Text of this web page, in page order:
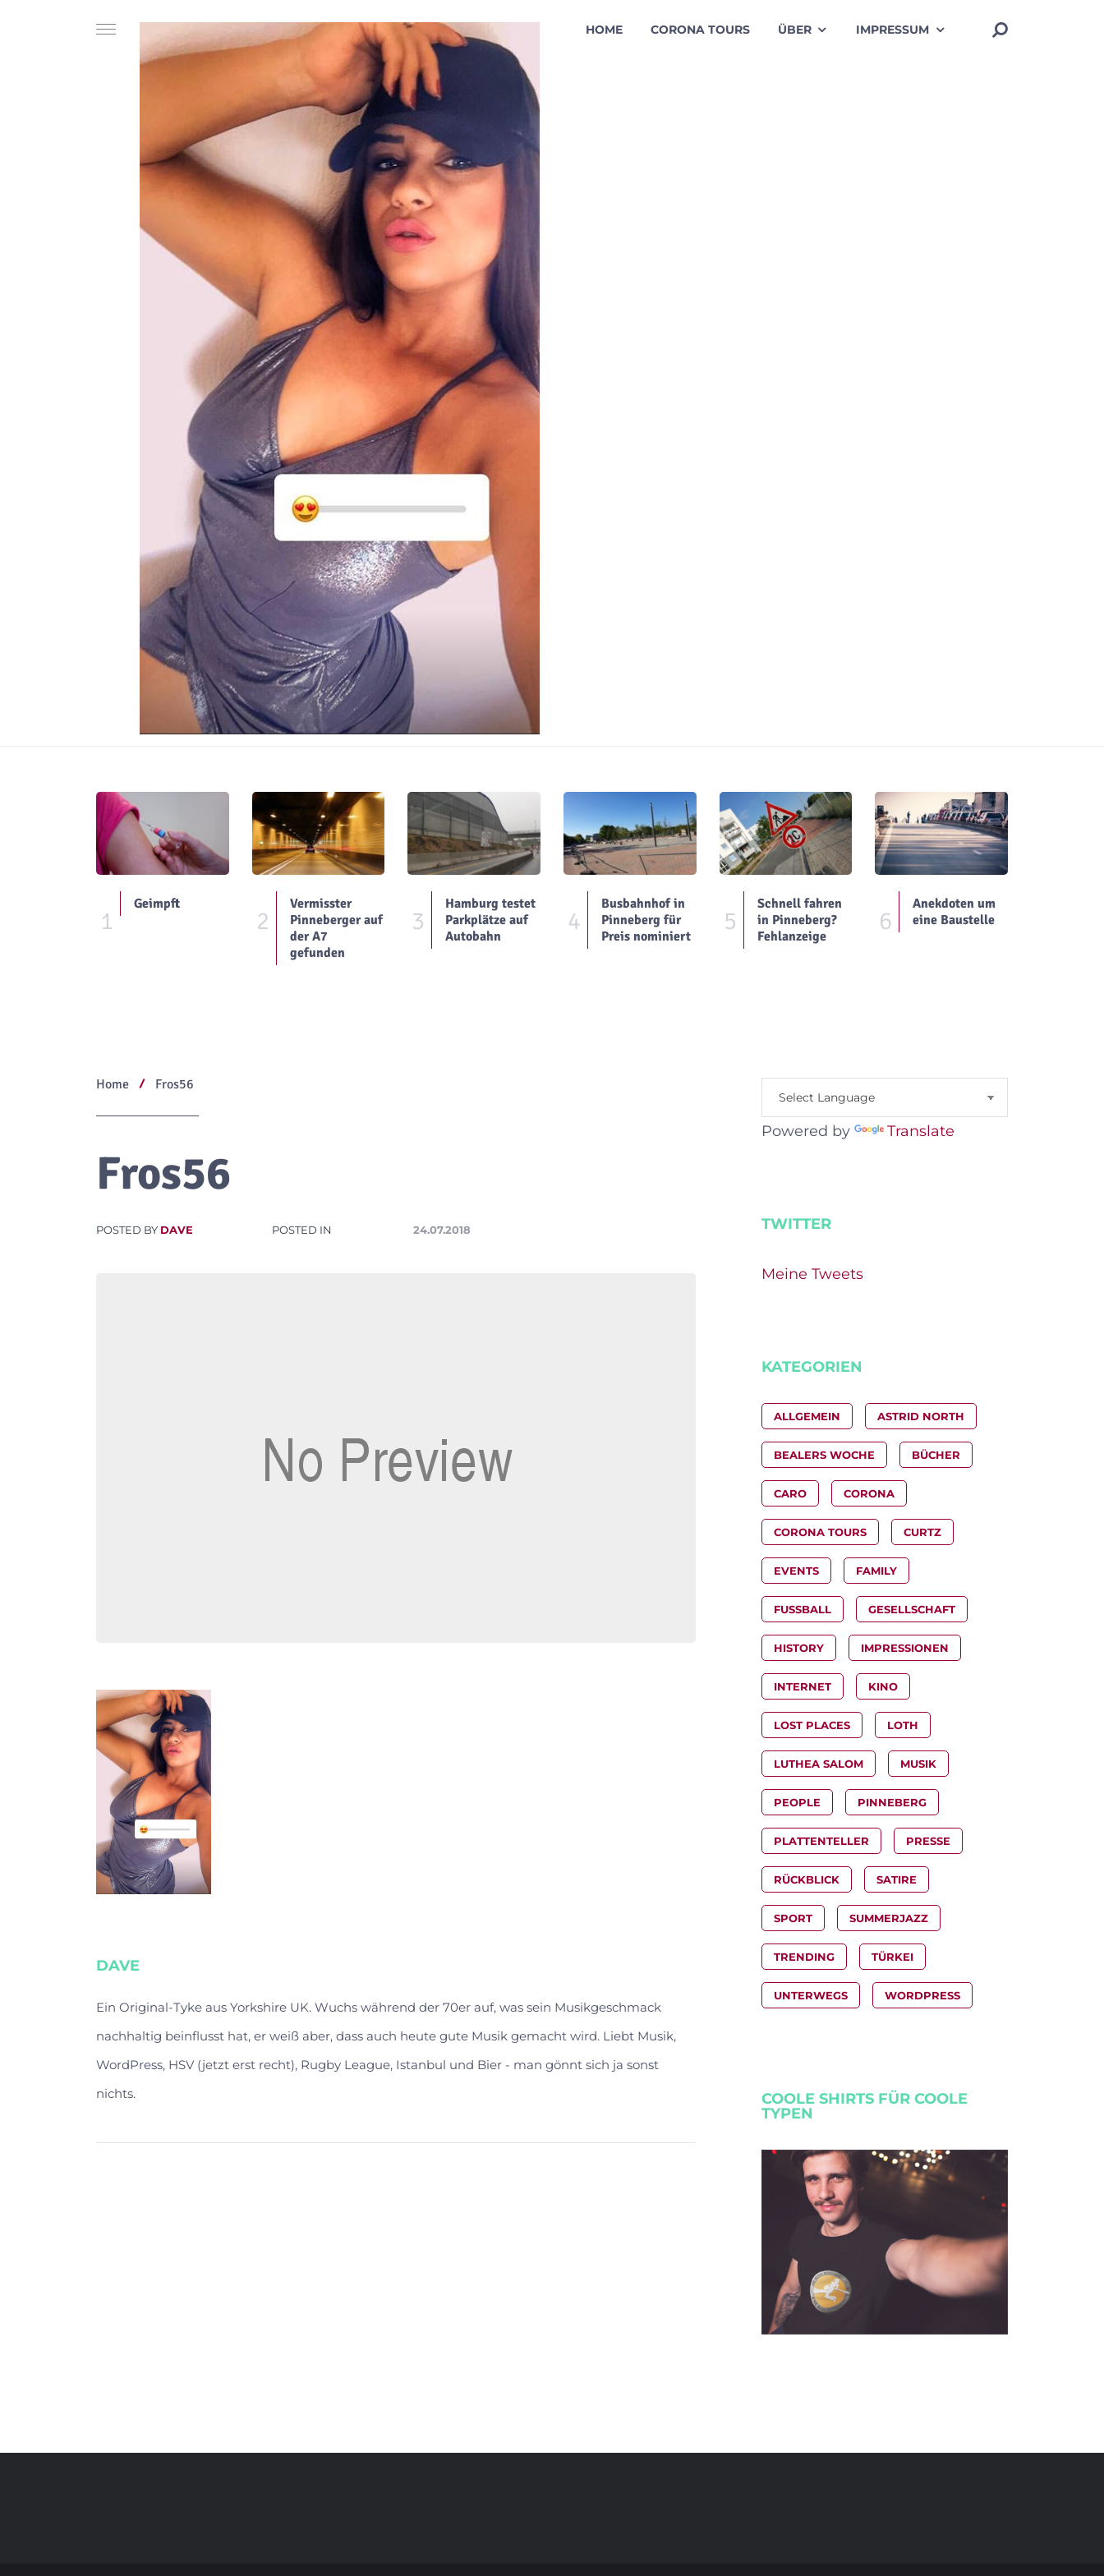
HOME CORONA TOURS ÜBER IMPRESSUM
1
Geimpft
2
Vermisster
Pinneberger auf
der A7
gefunden
3
Hamburg testet
Parkplätze auf
Autobahn
4
Busbahnhof in
Pinneberg für
Preis nominiert
5
Schnell fahren
in Pinneberg?
Fehlanzeige
6
Anekdoten um
eine Baustelle
Home Fros56
Fros56
POSTED BY DAVE POSTED IN 24.07.2018
DAVE
Ein Original-Tyke aus Yorkshire UK. Wuchs während der 70er auf, was sein Musikgeschmack
nachhaltig beinflusst hat, er weiß aber, dass auch heute gute Musik gemacht wird. Liebt Musik,
WordPress, HSV (jetzt erst recht), Rugby League, Istanbul und Bier - man gönnt sich ja sonst
nichts.
Powered by Translate
TWITTER
Meine Tweets
KATEGORIEN
ALLGEMEIN ASTRID NORTH
BEALERS WOCHE BÜCHER
CARO CORONA
CORONA TOURS CURTZ
EVENTS FAMILY
FUSSBALL GESELLSCHAFT
HISTORY IMPRESSIONEN
INTERNET KINO
LOST PLACES LOTH
LUTHEA SALOM MUSIK
PEOPLE PINNEBERG
PLATTENTELLER PRESSE
RÜCKBLICK SATIRE
SPORT SUMMERJAZZ
TRENDING TÜRKEI
UNTERWEGS WORDPRESS
COOLE SHIRTS FÜR COOLE
TYPEN